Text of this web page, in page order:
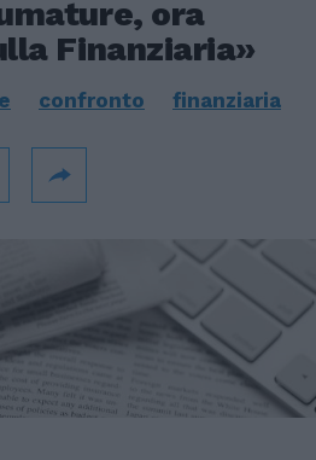
ora
Finanziaria»
confronto finanziaria